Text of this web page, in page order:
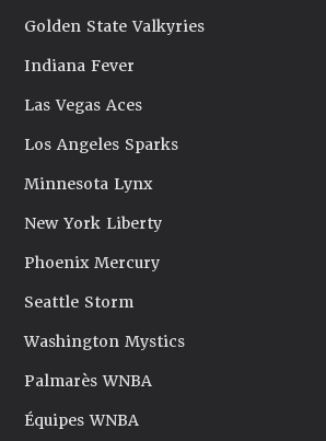
Golden State Valkyries
Indiana Fever
Las Vegas Aces
Los Angeles Sparks
Minnesota Lynx
New York Liberty
Phoenix Mercury
Seattle Storm
Washington Mystics
Palmarès WNBA
Équipes WNBA